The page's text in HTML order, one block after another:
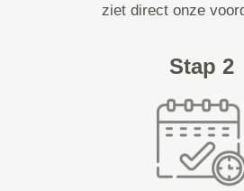
ziet direct onze
Stap 2